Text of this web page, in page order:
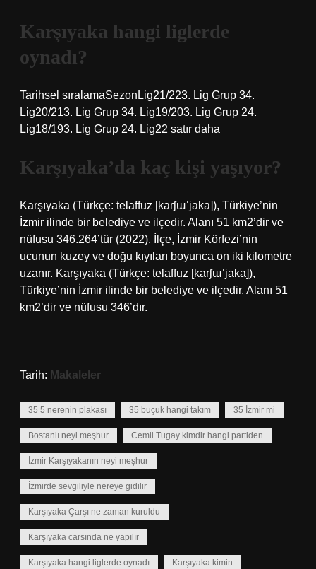
Karşıyaka hangi liglerde
oynadı?
Tarihsel sıralamaSezonLig21/223. Lig Grup 34.
Lig20/213. Lig Grup 34. Lig19/203. Lig Grup 24.
Lig18/193. Lig Grup 24. Lig22 satır daha
Karşıyaka’da kaç kişi yaşıyor?
Karşıyaka (Türkçe: telaffuz [kaɾʃɯˈjaka]), Türkiye’nin
İzmir ilinde bir belediye ve ilçedir. Alanı 51 km2’dir ve
nüfusu 346.264’tür (2022). İlçe, İzmir Körfezi’nin
ucunun kuzey ve doğu kıyıları boyunca on iki kilometre
uzanır. Karşıyaka (Türkçe: telaffuz [kaɾʃɯˈjaka]),
Türkiye’nin İzmir ilinde bir belediye ve ilçedir. Alanı 51
km2’dir ve nüfusu 346’dır.
Tarih: Makaleler
35 5 nerenin plakası 35 buçuk hangi takım 35 İzmir mi
Bostanlı neyi meşhur Cemil Tugay kimdir hangi partiden
İzmir Karşıyakanın neyi meşhur
İzmirde sevgiliyle nereye gidilir
Karşıyaka Çarşı ne zaman kuruldu
Karşıyaka carsında ne yapılır
Karşıyaka hangi liglerde oynadı Karşıyaka kimin